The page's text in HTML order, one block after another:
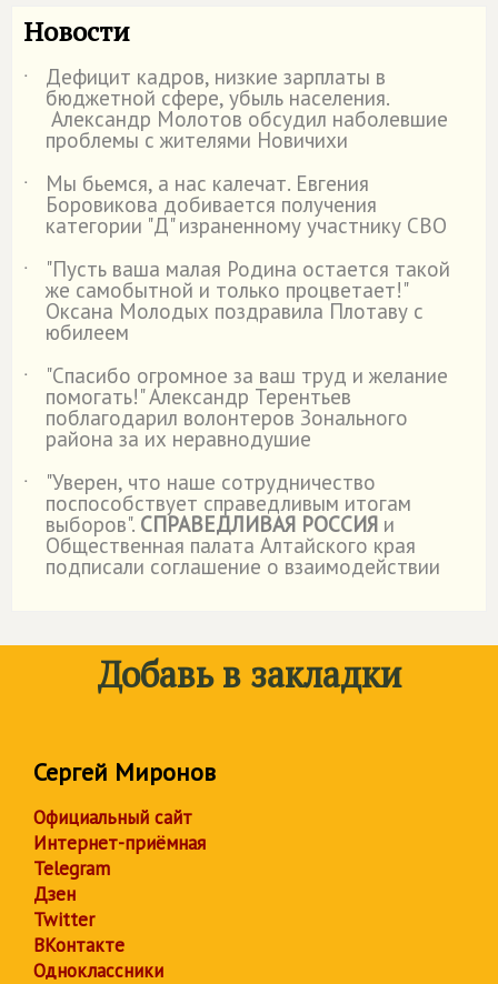
Новости
˙ Дефицит кадров, низкие зарплаты в
бюджетной сфере, убыль населения.
Александр Молотов обсудил наболевшие
проблемы с жителями Новичихи
˙
Мы бьемся, а нас калечат. Евгения
Боровикова добивается получения
категории "Д" израненному участнику СВО
˙
"Пусть ваша малая Родина остается такой
же самобытной и только процветает!"
Оксана Молодых поздравила Плотаву с
юбилеем
˙
"Спасибо огромное за ваш труд и желание
помогать!" Александр Терентьев
поблагодарил волонтеров Зонального
района за их неравнодушие
˙
"Уверен, что наше сотрудничество
поспособствует справедливым итогам
выборов". СПРАВЕДЛИВАЯ РОССИЯ и
Общественная палата Алтайского края
подписали соглашение о взаимодействии
Добавь в закладки
Сергей Миронов
Официальный сайт
Интернет-приёмная
Telegram
Дзен
Twitter
ВКонтакте
Одноклассники